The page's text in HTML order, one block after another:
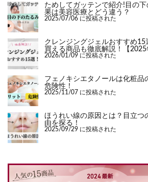
ためしてガッテンで紹介!目の
果は美容医療とどう違う？
2025/07/06 に投稿された
クレンジングジェルおすすめ
買える商品も徹底解説！【2025
2026/01/09 に投稿された
フェノキシエタノールは化粧品
危険性！
2025/11/07 に投稿された
ほうれい線の原因とは？目立つ
由を探る！
2025/09/29 に投稿された